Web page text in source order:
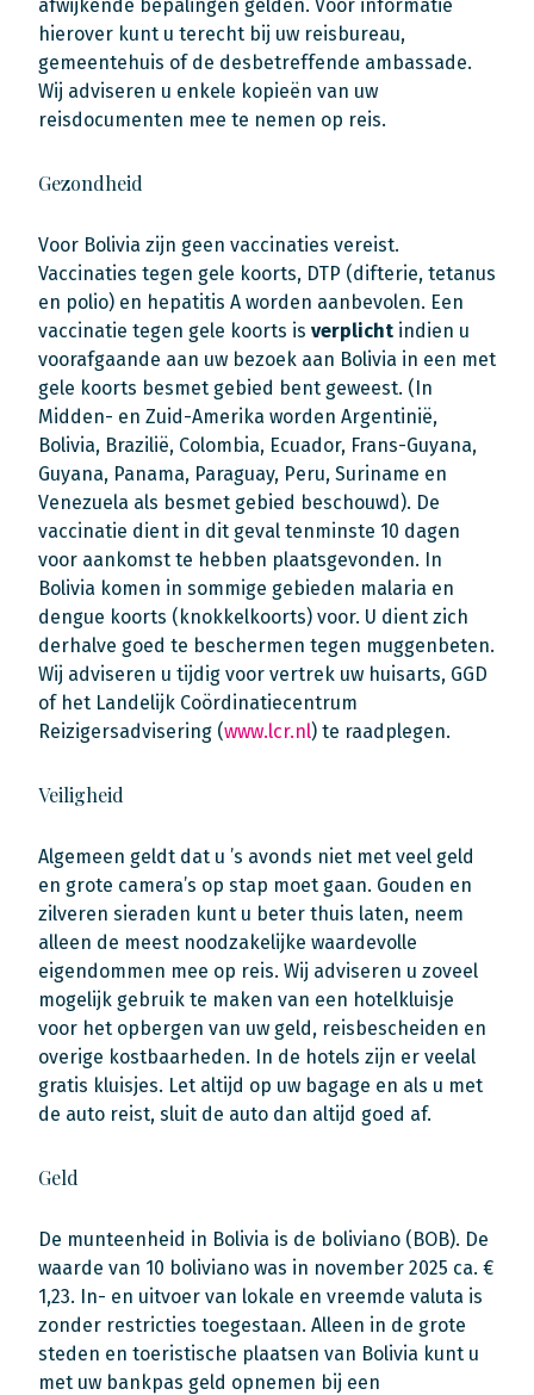
afwijkende bepalingen gelden. Voor informatie
hierover kunt u terecht bij uw reisbureau,
gemeentehuis of de desbetreffende ambassade.
Wij adviseren u enkele kopieën van uw
reisdocumenten mee te nemen op reis.
Gezondheid
Voor Bolivia zijn geen vaccinaties vereist.
Vaccinaties tegen gele koorts, DTP (difterie, tetanus
en polio) en hepatitis A worden aanbevolen. Een
vaccinatie tegen gele koorts is verplicht indien u
voorafgaande aan uw bezoek aan Bolivia in een met
gele koorts besmet gebied bent geweest. (In
Midden- en Zuid-Amerika worden Argentinië,
Bolivia, Brazilië, Colombia, Ecuador, Frans-Guyana,
Guyana, Panama, Paraguay, Peru, Suriname en
Venezuela als besmet gebied beschouwd). De
vaccinatie dient in dit geval tenminste 10 dagen
voor aankomst te hebben plaatsgevonden. In
Bolivia komen in sommige gebieden malaria en
dengue koorts (knokkelkoorts) voor. U dient zich
derhalve goed te beschermen tegen muggenbeten.
Wij adviseren u tijdig voor vertrek uw huisarts, GGD
of het Landelijk Coördinatiecentrum
Reizigersadvisering (www.lcr.nl) te raadplegen.
Veiligheid
Algemeen geldt dat u ’s avonds niet met veel geld
en grote camera’s op stap moet gaan. Gouden en
zilveren sieraden kunt u beter thuis laten, neem
alleen de meest noodzakelijke waardevolle
eigendommen mee op reis. Wij adviseren u zoveel
mogelijk gebruik te maken van een hotelkluisje
voor het opbergen van uw geld, reisbescheiden en
overige kostbaarheden. In de hotels zijn er veelal
gratis kluisjes. Let altijd op uw bagage en als u met
de auto reist, sluit de auto dan altijd goed af.
Geld
De munteenheid in Bolivia is de boliviano (BOB). De
waarde van 10 boliviano was in november 2025 ca. €
1,23. In- en uitvoer van lokale en vreemde valuta is
zonder restricties toegestaan. Alleen in de grote
steden en toeristische plaatsen van Bolivia kunt u
met uw bankpas geld opnemen bij een